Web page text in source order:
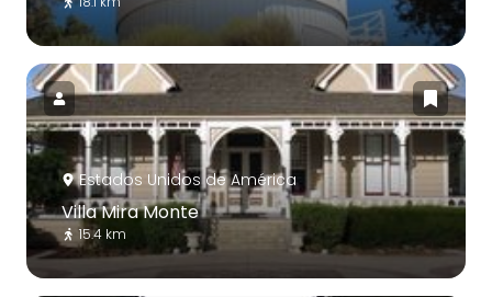
Estados Unidos de América
Villa Mira Monte
15.4 km